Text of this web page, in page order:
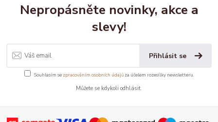
Nepropásněte novinky, akce a
slevy!
Přihlásit se
Souhlasím se zpracováním osobních údajůza účelem rozesílky newsletteru.
Můžete se kdykoli odhlásit.